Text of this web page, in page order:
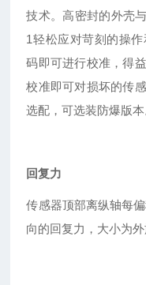
技术。高密封的外壳
1轻松应对苛刻的操
码即可进行校准，得
校准即可对损坏的传
选配，可选装防爆版本
回复力
传感器顶部离纵轴每
向的回复力，大小为外